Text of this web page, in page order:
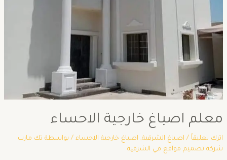
معلم اصباغ خارجية الاحساء
اترك تعليقاً / اصباغ الشرقية, اصباغ خارجية الاحساء/ بواسطة تك مارت
شركة تصميم مواقع في الشرقية